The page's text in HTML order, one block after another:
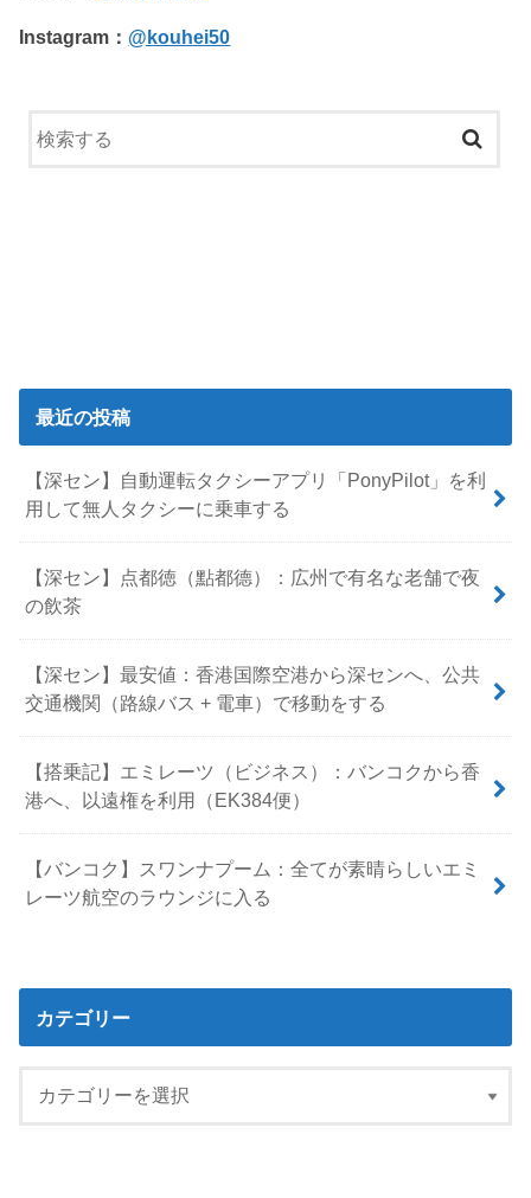
Instagram： @kouhei50
最近の投稿
【深セン】自動運転タクシーアプリ「PonyPilot」を利
用して無人タクシーに乗車する
【深セン】点都徳（點都德）：広州で有名な老舗で夜
の飲茶
【深セン】最安値：香港国際空港から深センへ、公共
交通機関（路線バス + 電車）で移動をする
【搭乗記】エミレーツ（ビジネス）：バンコクから香
港へ、以遠権を利用（EK384便）
【バンコク】スワンナプーム：全てが素晴らしいエミ
レーツ航空のラウンジに入る
カテゴリー